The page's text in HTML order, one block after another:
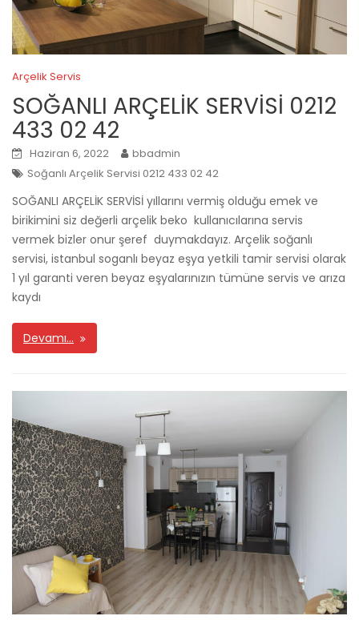
Arçelik Servis
SOĞANLI ARÇELİK SERVİSİ 0212
433 02 42
Haziran 6, 2022
bbadmin
Soğanlı Arçelik Servisi 0212 433 02 42
SOĞANLI ARÇELİK SERVİSİ yıllarını vermiş olduğu emek ve
birikimini siz değerli arçelik beko kullanıcılarına servis
vermek bizler onur şeref duymakdayız. Arçelik soğanlı
servisi, istanbul soganlı beyaz eşya yetkili tamir servisi olarak
1 yıl garanti veren beyaz eşyalarınızın tümüne servis ve arıza
kaydı
Devamı…